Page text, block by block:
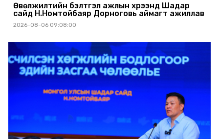
Өвөлжилтийн бэлтгэл ажлын хүрээнд Шадар
сайд Н.Номтойбаяр Дорноговь аймагт ажиллав
2026-08-06 09:08:00